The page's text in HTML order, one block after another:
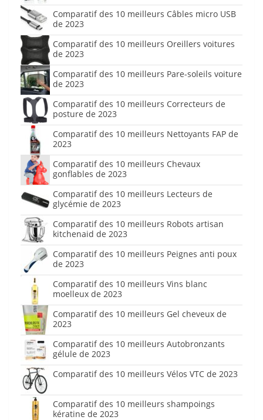
Comparatif des 10 meilleurs Câbles micro USB
de 2023
Comparatif des 10 meilleurs Oreillers voitures
de 2023
Comparatif des 10 meilleurs Pare-soleils voiture
de 2023
Comparatif des 10 meilleurs Correcteurs de
posture de 2023
Comparatif des 10 meilleurs Nettoyants FAP de
2023
Comparatif des 10 meilleurs Chevaux
gonflables de 2023
Comparatif des 10 meilleurs Lecteurs de
glycémie de 2023
Comparatif des 10 meilleurs Robots artisan
kitchenaid de 2023
Comparatif des 10 meilleurs Peignes anti poux
de 2023
Comparatif des 10 meilleurs Vins blanc
moelleux de 2023
Comparatif des 10 meilleurs Gel cheveux de
2023
Comparatif des 10 meilleurs Autobronzants
gélule de 2023
Comparatif des 10 meilleurs Vélos VTC de 2023
Comparatif des 10 meilleurs shampoings
kératine de 2023